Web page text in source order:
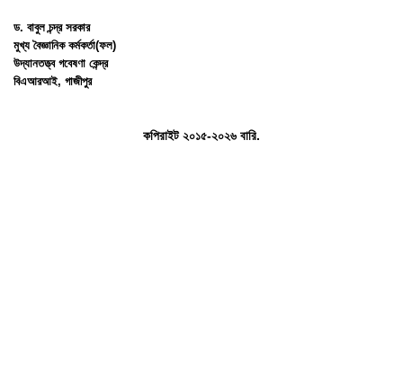
ড. বাবুল চন্দ্র সরকার
মুখ্য বৈজ্ঞানিক কর্মকর্তা(ফল)
উদ্যানতত্ত্ব গবেষণা কেন্দ্র
বিএআরআই, গাজীপুর
কপিরাইট ২০১৫-২০২৬ বারি.